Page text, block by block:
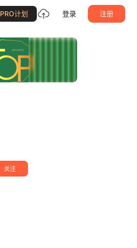
PRO计划 登录 注册
关注
尤鹿AIGC 关注